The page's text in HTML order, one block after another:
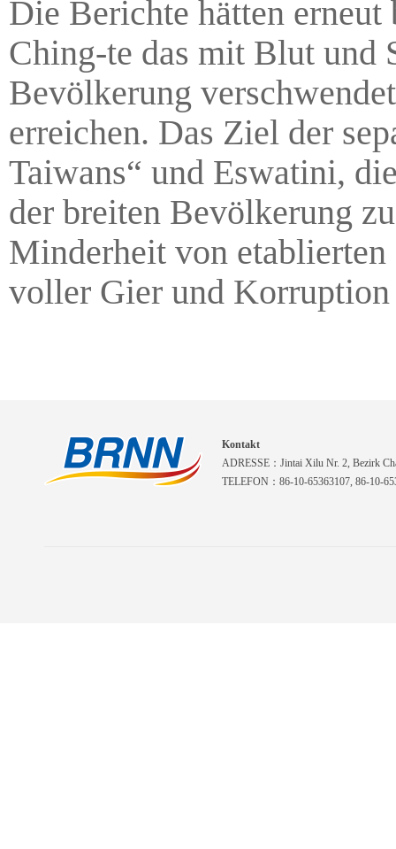
Die Berichte hätten
Ching-te das mit Blut und
Bevölkerung
erreichen. Das Ziel der
Taiwans“ und Eswatini,
der breiten Bevölkerung
Minderheit von etablierten
voller Gier und
Kontakt
ADRESSE：Jintai Xilu Nr. 2, Bezirk
TELEFON：86-10-65363107, 86-10-